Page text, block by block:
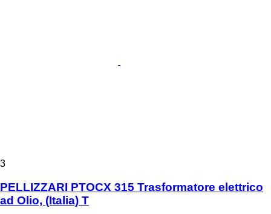
3
PELLIZZARI PTOCX 315 Trasformatore elettrico
ad Olio, (Italia) T